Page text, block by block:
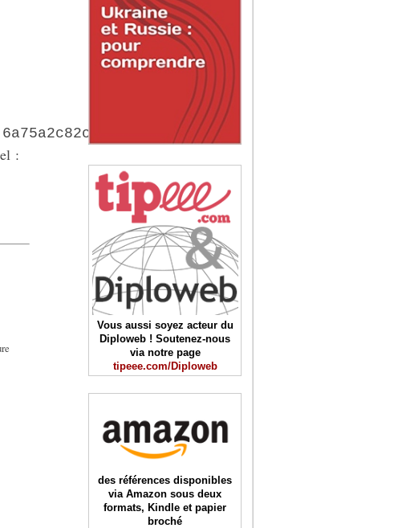
:
Vous aussi soyez acteur du
Diploweb ! Soutenez-nous
via notre page
tipeee.com/Diploweb
des références disponibles
via Amazon sous deux
formats, Kindle et papier
broché